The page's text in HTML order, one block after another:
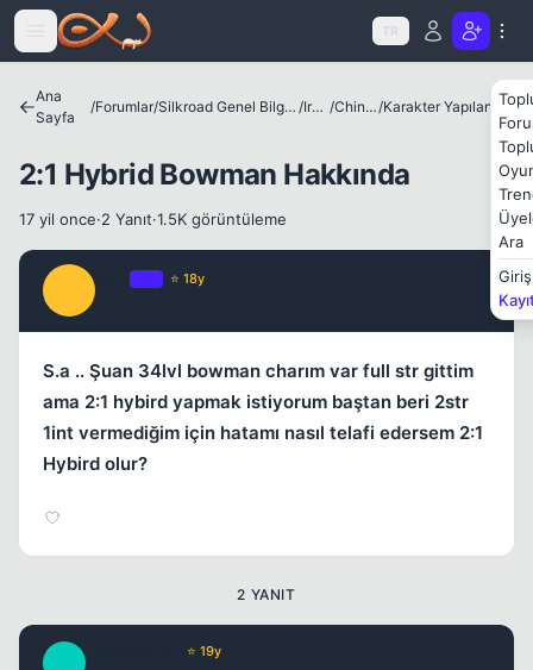
Icerige atla
TR
Ara
Giriş
Ana
Sayfa
/Forumlar/ Silkroad Genel Bilgiler ve Update Bilgileri / Irklar / Chinese/ Karakter Yapılandırmaları
2:1 Hybrid Bowman Hakkında
17 yil once·2 Yanıt·1.5K görüntüleme
⭐ 18y
S.a .. Şuan 34lvl bowman charım var full str gittim
ama 2:1 hybird yapmak istiyorum baştan beri 2str
1int vermediğim için hatamı nasıl telafi edersem 2:1
Hybird olur?
2 YANIT
⭐ 19y
Kapat